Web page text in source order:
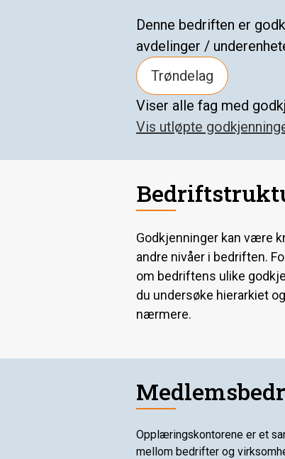
Denne bedriften er
avdelinger /
Trøndelag
Viser alle fag med
Vis utløpte
Godkjenninger kan være
andre nivåer i bedriften.
om bedriftens ulike
du undersøke hierarkiet
nærmere.
Opplæringskontorene er et
mellom bedrifter og